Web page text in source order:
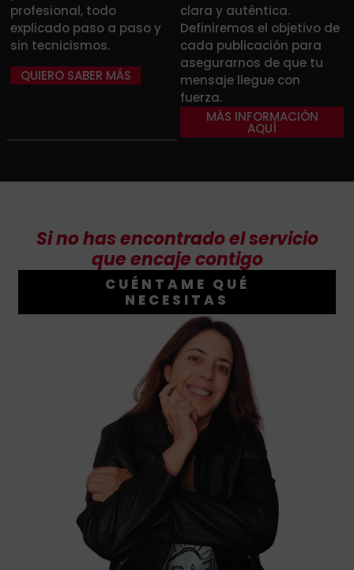
profesional, todo
explicado paso a paso y
sin tecnicismos.
QUIERO SABER MÁS
clara y auténtica.
Definiremos el objetivo de
cada publicación para
asegurarnos de que tu
mensaje llegue con
fuerza.
MÁS INFORMACIÓN
AQUÍ
Si no has encontrado el servicio
que encaje contigo
CUÉNTAME QUÉ
NECESITAS